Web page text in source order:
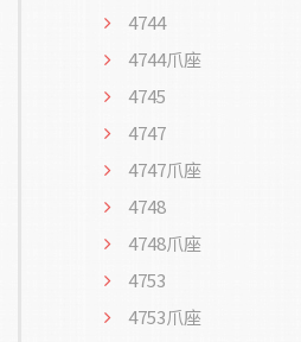
4744
4744爪座
4745
4747
4747爪座
4748
4748爪座
4753
4753爪座